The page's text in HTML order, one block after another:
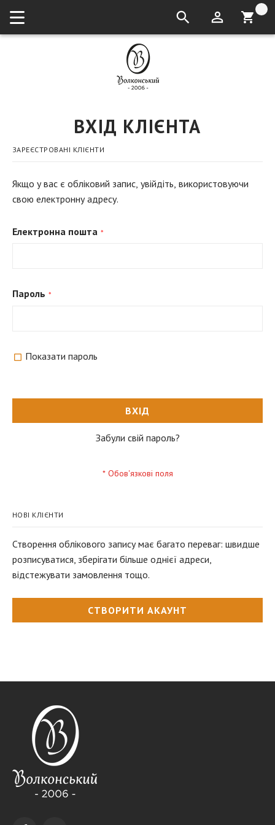
кошик:
ВХІД КЛІЄНТА
ЗАРЕЄСТРОВАНІ КЛІЄНТИ
Якщо у вас є обліковий запис, увійдіть, використовуючи
свою електронну адресу.
Електронна пошта
Пароль
Показати пароль
ВХІД
Забули свій пароль?
НОВІ КЛІЄНТИ
Створення облікового запису має багато переваг: швидше
розписуватися, зберігати більше однієї адреси,
відстежувати замовлення тощо.
СТВОРИТИ АКАУНТ